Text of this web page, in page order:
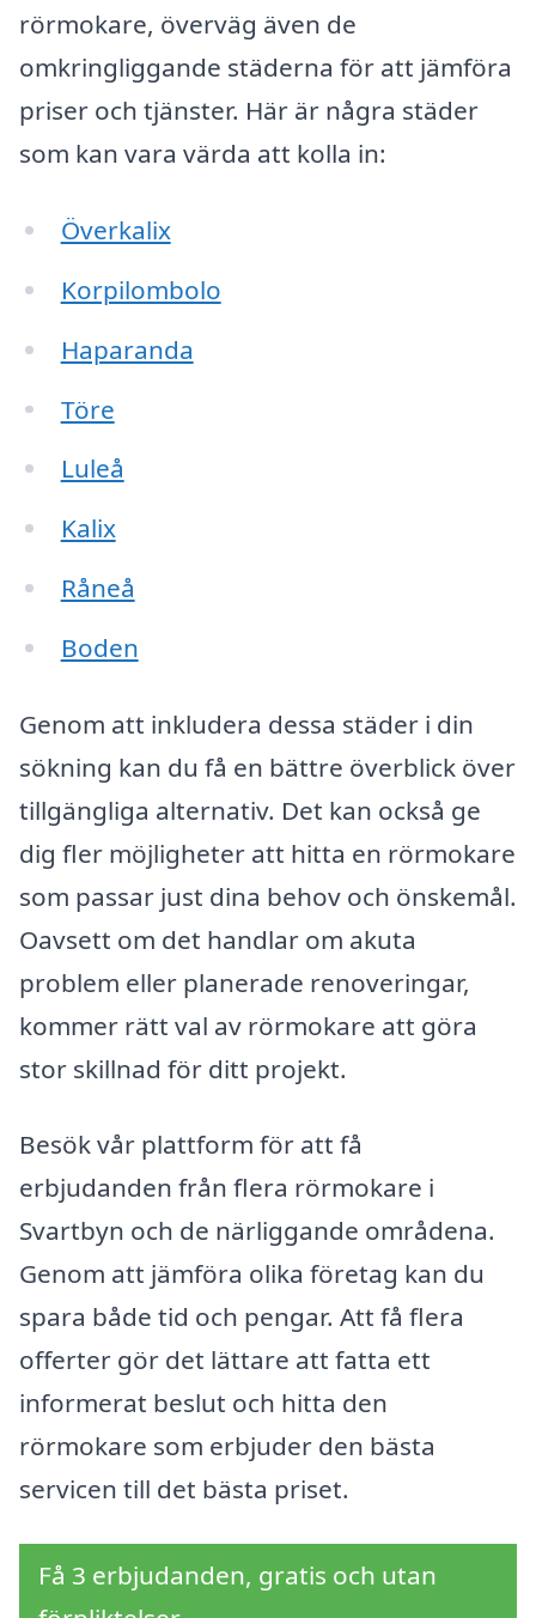
rörmokare, överväg även de
omkringliggande städerna för att jämföra
priser och tjänster. Här är några städer
som kan vara värda att kolla in:
Överkalix
Korpilombolo
Haparanda
Töre
Luleå
Kalix
Råneå
Boden
Genom att inkludera dessa städer i din
sökning kan du få en bättre överblick över
tillgängliga alternativ. Det kan också ge
dig fler möjligheter att hitta en rörmokare
som passar just dina behov och önskemål.
Oavsett om det handlar om akuta
problem eller planerade renoveringar,
kommer rätt val av rörmokare att göra
stor skillnad för ditt projekt.
Besök vår plattform för att få
erbjudanden från flera rörmokare i
Svartbyn och de närliggande områdena.
Genom att jämföra olika företag kan du
spara både tid och pengar. Att få flera
offerter gör det lättare att fatta ett
informerat beslut och hitta den
rörmokare som erbjuder den bästa
servicen till det bästa priset.
Få 3 erbjudanden, gratis och utan